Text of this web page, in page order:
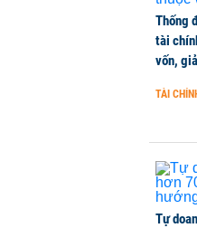
Thống
tài
vốn,
TÀI
Tự